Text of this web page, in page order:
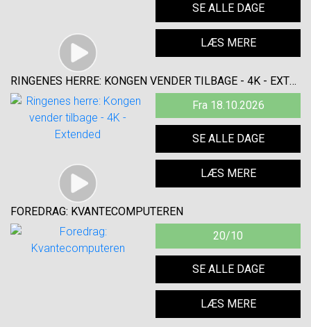
SE ALLE DAGE
LÆS MERE
RINGENES HERRE: KONGEN VENDER TILBAGE - 4K - EXTENDED
Fra 18.10.2026
SE ALLE DAGE
LÆS MERE
FOREDRAG: KVANTECOMPUTEREN
20/10
SE ALLE DAGE
LÆS MERE